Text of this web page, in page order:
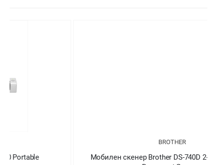
Мобилен скенер Brother DS-740D 2-sided Portable